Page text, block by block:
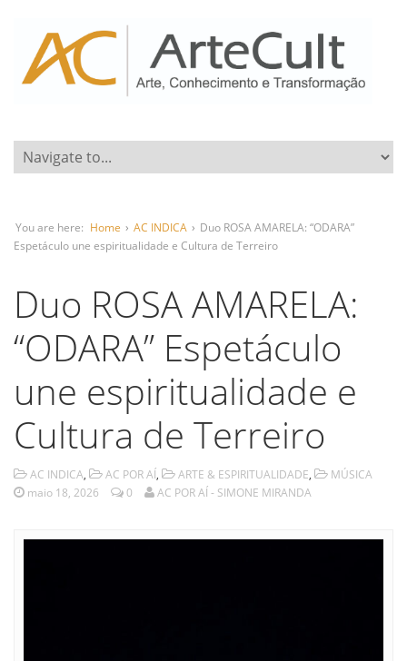
You are here: Home › AC INDICA › Duo ROSA AMARELA: “ODARA”
Espetáculo une espiritualidade e Cultura de Terreiro
Duo ROSA AMARELA:
“ODARA” Espetáculo
une espiritualidade e
Cultura de Terreiro
AC INDICA, AC POR AÍ, ARTE & ESPIRITUALIDADE,
MÚSICA
maio 18, 2026
0 AC POR AÍ - SIMONE MIRANDA